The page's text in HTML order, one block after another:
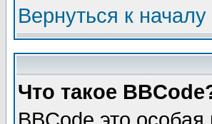
Вернуться к началу
Что такое